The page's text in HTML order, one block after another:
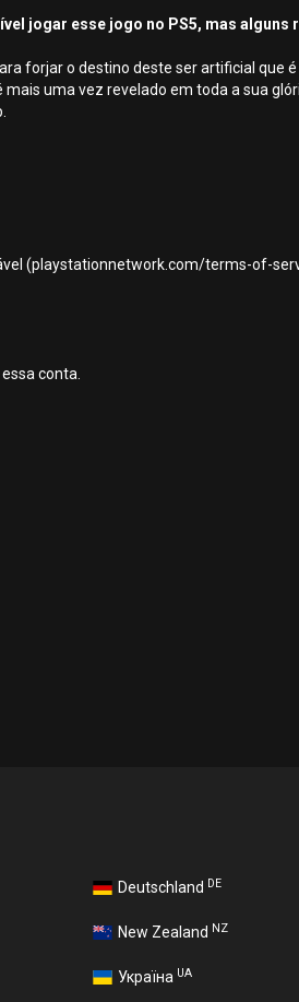
jogar esse jogo no PS5, mas alguns
forjar o destino deste ser artificial que
uma vez revelado em toda a sua
(playstationnetwork.com/terms-of-
conta.
Deutschland DE
New Zealand NZ
Україна UA